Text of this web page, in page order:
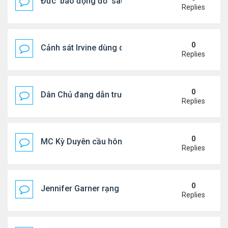
Replies
Cảnh sát Irvine dùng drone bắt kẻ trộm trong
0
Replies
Dân Chủ đang dẫn trước Cộng Hòa trong các
0
Replies
MC Kỳ Duyên cầu hôn lại chồng cũ
0
Replies
Jennifer Garner rạng rỡ bên bạn trai kém 6 tuổi
0
Replies